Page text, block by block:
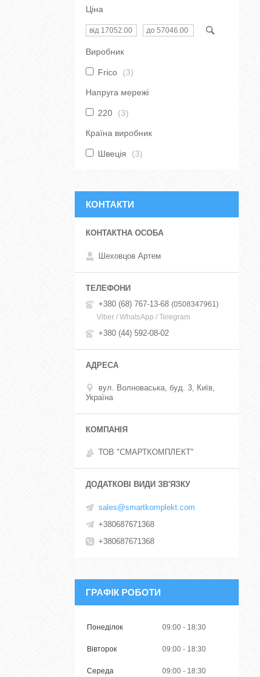
Ціна
Виробник
Frico 3
Напруга мережі
220 3
Країна виробник
Швеція 3
КОНТАКТИ
Шеховцов Артем
+380 (68) 767-13-68 0508347961
Viber / WhatsApp / Telegram
+380 (44) 592-08-02
вул. Волноваська, буд. 3, Київ,
Україна
ТОВ "СМАРТКОМПЛЕКТ"
sales@smartkomplekt.com
+380687671368
+380687671368
ГРАФІК РОБОТИ
Понеділок 09:00 18:30
Вівторок 09:00 18:30
Середа 09:00 18:30